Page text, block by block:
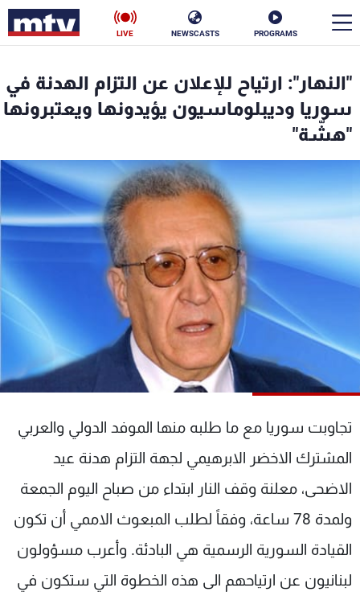
PROGRAMS
NEWSCASTS
LIVE
"النهار": ارتياح للإعلان عن التزام الهدنة في
سوريا وديبلوماسيون يؤيدونها ويعتبرونها
"هشّة"
تجاوبت سوريا مع ما طلبه منها الموفد الدولي والعربي
المشترك الاخضر الابرهيمي لجهة التزام هدنة عيد
الاضحى، معلنة وقف النار ابتداء من صباح اليوم الجمعة
ولمدة 78 ساعة، وفقاً لطلب المبعوث الاممي أن تكون
القيادة السورية الرسمية هي البادئة. وأعرب مسؤولون
لبنانيون عن ارتياحهم الى هذه الخطوة التي ستكون في
إقتصاد فن
منوعات
كأس العالم
البرامج
جدول البرامج
شاهد البرامج
الترددات
عن MTV
لاعلاناتكم
وظائف
تواصل معنا
شروط الإسـتخدام